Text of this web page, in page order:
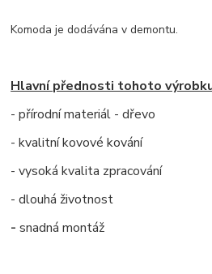
Komoda je dodávána v demontu.
Hlavní přednosti tohoto
- přírodní materiál - dřevo
- kvalitní kovové kování
- vysoká kvalita zpracování
- dlouhá životnost
-snadná montáž